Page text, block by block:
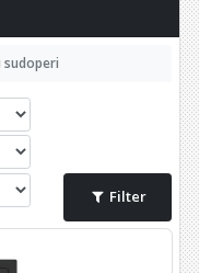
sudoperi
Filter